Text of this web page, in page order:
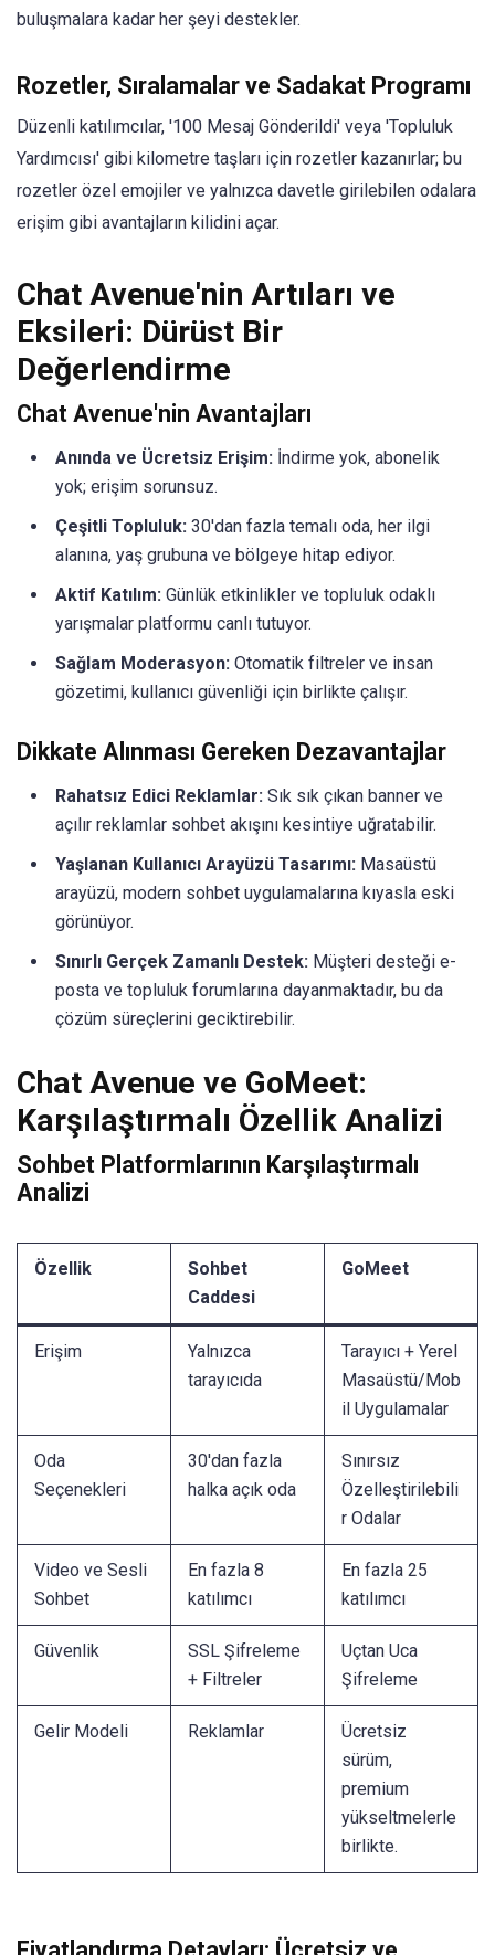
buluşmalara kadar her şeyi destekler.
Rozetler, Sıralamalar ve Sadakat Programı
Düzenli katılımcılar, '100 Mesaj Gönderildi' veya 'Topluluk
Yardımcısı' gibi kilometre taşları için rozetler kazanırlar; bu
rozetler özel emojiler ve yalnızca davetle girilebilen odalara
erişim gibi avantajların kilidini açar.
Chat Avenue'nin Artıları ve
Eksileri: Dürüst Bir
Değerlendirme
Chat Avenue'nin Avantajları
Anında ve Ücretsiz Erişim: İndirme yok, abonelik
yok; erişim sorunsuz.
Çeşitli Topluluk: 30'dan fazla temalı oda, her ilgi
alanına, yaş grubuna ve bölgeye hitap ediyor.
Aktif Katılım: Günlük etkinlikler ve topluluk odaklı
yarışmalar platformu canlı tutuyor.
Sağlam Moderasyon: Otomatik filtreler ve insan
gözetimi, kullanıcı güvenliği için birlikte çalışır.
Dikkate Alınması Gereken Dezavantajlar
Rahatsız Edici Reklamlar: Sık sık çıkan banner ve
açılır reklamlar sohbet akışını kesintiye uğratabilir.
Yaşlanan Kullanıcı Arayüzü Tasarımı: Masaüstü
arayüzü, modern sohbet uygulamalarına kıyasla eski
görünüyor.
Sınırlı Gerçek Zamanlı Destek: Müşteri desteği e-
posta ve topluluk forumlarına dayanmaktadır, bu da
çözüm süreçlerini geciktirebilir.
Chat Avenue ve GoMeet:
Karşılaştırmalı Özellik Analizi
Sohbet Platformlarının Karşılaştırmalı
Analizi
Özellik
Sohbet
Caddesi
GoMeet
Erişim
Yalnızca
tarayıcıda
Tarayıcı + Yerel
Masaüstü/Mob
il Uygulamalar
Oda
Seçenekleri
30'dan fazla
halka açık oda
Sınırsız
Özelleştirilebili
r Odalar
Video ve Sesli
Sohbet
En fazla 8
katılımcı
En fazla 25
katılımcı
Güvenlik
SSL Şifreleme
+ Filtreler
Uçtan Uca
Şifreleme
Gelir Modeli Reklamlar
Ücretsiz
sürüm,
premium
yükseltmelerle
birlikte.